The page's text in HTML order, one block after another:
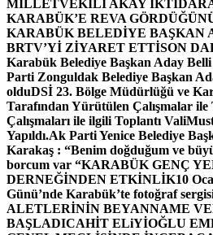
MİLLETVEKİLİ AKAY
KARABÜK’E REVA
KARABÜK BELEDİYE BAŞKAN
BRTV’Yİ ZİYARET ETTİSON
Karabük Belediye Başkan Aday
Parti Zonguldak Belediye Başkan
olduDSİ 23. Bölge Müdürlüğü ve
Tarafından Yürütülen Çalışmalar ile
Çalışmaları ile ilgili Toplantı
Yapıldı.Ak Parti Yenice Belediye
Karakaş : “Benim doğduğum ve
borcum var “KARABÜK GENÇ
DERNEĞİNDEN ETKİNLİK10
Günü’nde Karabük’te fotoğraf sergisi
ALETLERİNİN BEYANNAME
BAŞLADICAHİT ELiYİOĞLU